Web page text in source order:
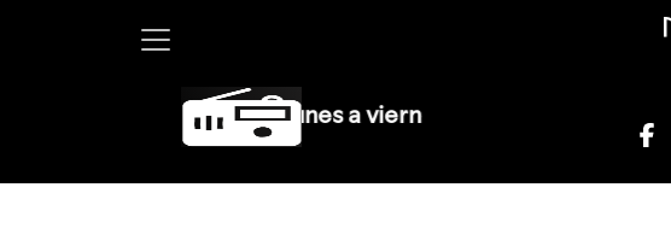
Debayle en W, lunes a viernes de 10 a 13 hrs.